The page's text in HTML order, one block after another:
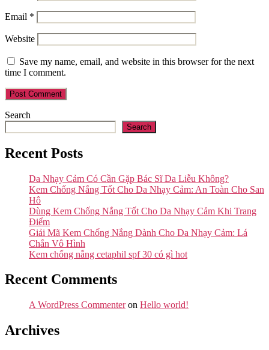
Email *
Website
Save my name, email, and website in this browser for the next
time I comment.
Search
Search
Recent Posts
Da Nhạy Cảm Có Cần Gặp Bác Sĩ Da Liễu Không?
Kem Chống Nắng Tốt Cho Da Nhạy Cảm: An Toàn Cho San
Hô
Dùng Kem Chống Nắng Tốt Cho Da Nhạy Cảm Khi Trang
Điểm
Giải Mã Kem Chống Nắng Dành Cho Da Nhạy Cảm: Lá
Chắn Vô Hình
Kem chống nắng cetaphil spf 30 có gì hot
Recent Comments
A WordPress Commenteron Hello world!
Archives